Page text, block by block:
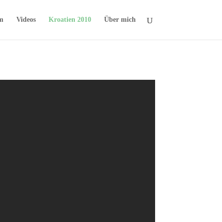
Videos Kroatien 2010 Über mich